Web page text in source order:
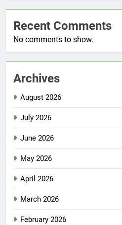
Recent Comments
No comments to show.
Archives
August 2026
July 2026
June 2026
May 2026
April 2026
March 2026
February 2026